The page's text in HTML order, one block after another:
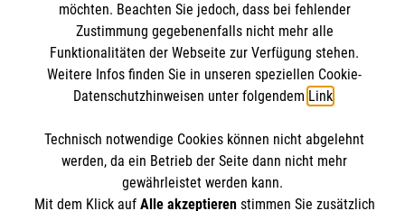
Mediathek
Sharepoint
Empfänger: Malteser Hilfsdienst e.V.
IBAN: DE103 7060 120 120 120 0001 2
BIC: GENODED 1PA7
Soziale Netzwerke
Der Malteser Hilfsdienst e.V. ist als eingetragene
gemeinnützige Organisation von der Körperschaft- und
Gewerbesteuer befreit.
möchten. Beachten Sie jedoch, dass bei fehlender
Zustimmung gegebenenfalls nicht mehr alle
Funktionalitäten der Webseite zur Verfügung stehen.
Weitere Infos finden Sie in unseren speziellen Cookie-
Datenschutzhinweisen unter folgendem Link.
Technisch notwendige Cookies können nicht abgelehnt
werden, da ein Betrieb der Seite dann nicht mehr
gewährleistet werden kann.
Mit dem Klick auf Alle akzeptierenstimmen Sie zusätzlich